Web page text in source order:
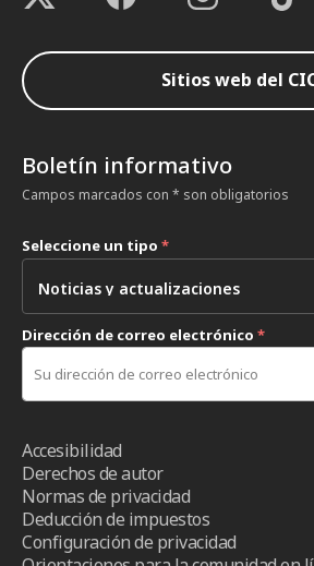
Sitios web del
Boletín informativo
Campos marcados con * son obligatorios
Seleccione un tipo *
Dirección de correo electrónico *
Accesibilidad
Derechos de autor
Normas de privacidad
Deducción de impuestos
Configuración de privacidad